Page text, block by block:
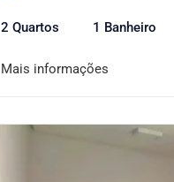
2 Quartos 1 Banheiro
Mais informações